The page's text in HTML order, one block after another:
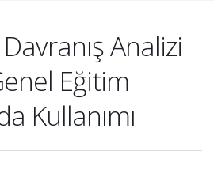
Analizi
Eğitim
Kullanımı